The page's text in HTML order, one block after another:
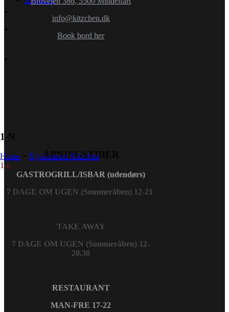
1-N
Home Nytårsmenu Kitzchen>
1-n
info@kitzchen.dk
Book bord her
ÅBNINGSTIDER
GASTROGRILL/ISBAR (udendørs)
7 DAGE OM UGEN (Sommeråben) 12-21
TAKE AWAY
7 DAGE OM UGEN (Sommeråben) 12-
20.30
RESTAURANT
MAN-FRE 17-22